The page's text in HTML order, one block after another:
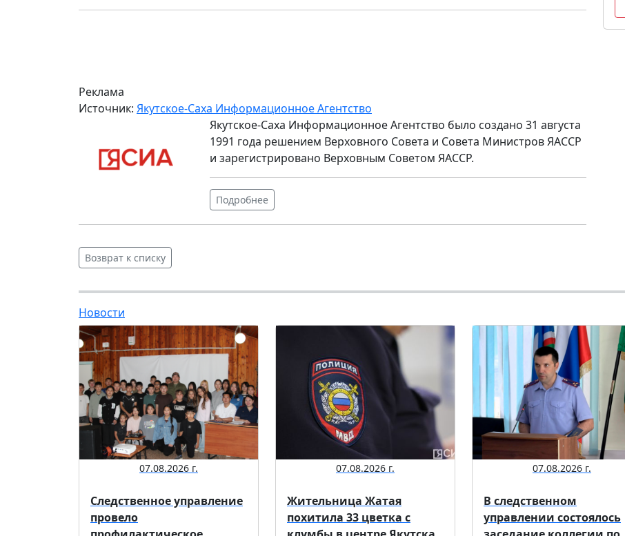
Реклама
Источник: Якутское-Саха Информационное Агентство
Якутское-Саха Информационное Агентство было создано 31 августа
1991 года решением Верховного Совета и Совета Министров ЯАССР
и зарегистрировано Верховным Советом ЯАССР.
Подробнее
Возврат к списку
Новости
07.08.2026 г.
Следственное управление
провело
07.08.2026 г.
Жительница Жатая
похитила 33 цветка с
07.08.2026 г.
В следственном
управлении состоялось